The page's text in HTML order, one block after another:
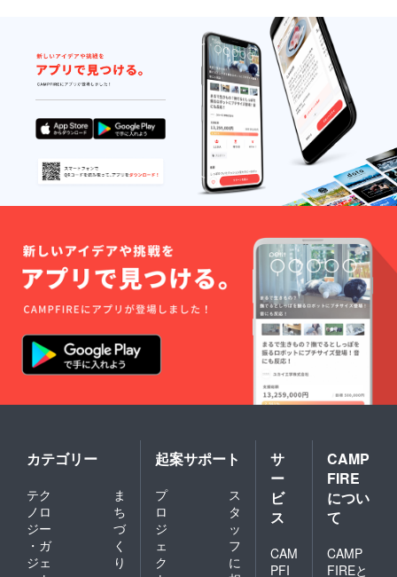
カテゴリー
テク
ノロ
ジー
・ガ
ジェ
ま
ち
づ
く
り
起案サポート
プ
ロ
ジ
ェ
ク
ス
タ
ッ
フ
に
サ
ー
ビ
ス
CAM
PFI
CAMP
FIRE
につい
て
CAMP
FIREと